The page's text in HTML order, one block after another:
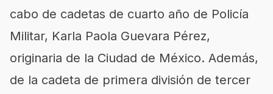
cabo de cadetas de cuarto año de Policía
Militar, Karla Paola Guevara Pérez,
originaria de la Ciudad de México. Además,
de la cadeta de primera división de tercer